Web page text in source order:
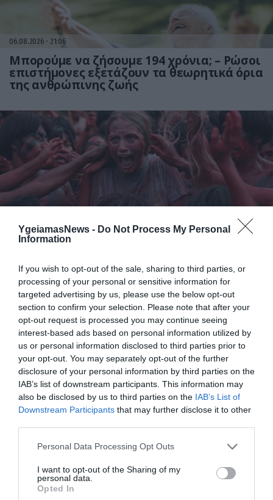
YgeiamasNews - Do Not Process My Personal
Information
If you wish to opt-out of the sale, sharing to third parties, or
processing of your personal or sensitive information for
targeted advertising by us, please use the below opt-out
section to confirm your selection. Please note that after your
opt-out request is processed you may continue seeing
interest-based ads based on personal information utilized by
us or personal information disclosed to third parties prior to
your opt-out. You may separately opt-out of the further
disclosure of your personal information by third parties on the
IAB’s list of downstream participants. This information may
also be disclosed by us to third parties on the IAB’s List of
Downstream Participants that may further disclose it to other
Please note that this website/app uses one or more Google
not limited to your visit or usage behaviour. You may click to
grant or deny consent to Google and its third-party tags to
use your data for below specified purposes in below Google
Personal Data Processing Opt Outs
I want to opt-out of the Sharing of my
personal data.
Opted In
06.08.2026 21:06
Μπορούμε να ζήσουμε 194 χρόνια; – Ρώσοι
επιστήμονες εξετάζουν τα θεωρητικά όρια
της ανθρώπινης ζωής
06.08.2026 09:04
Δεν ήταν μόνο ηθικοί λόγοι: Γιατί
ανθρώπινες κοινωνίες – Τι δείχνει νέα
έρευνα
01.08.2026 15:06
Αυτό είναι το σύμπτωμα του καρκίνου του
δέρματος που μπορεί να εντοπιστεί στο
κομμωτήριο! – Τι δείχνει νέα έρευνα